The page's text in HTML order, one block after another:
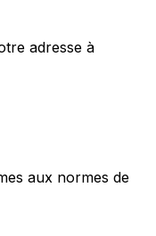
adresse à
aux normes de